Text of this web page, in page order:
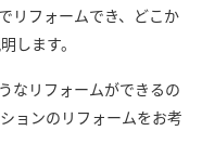
リフォームでき、どこか
します。
なリフォームができるの
ョンのリフォームをお考